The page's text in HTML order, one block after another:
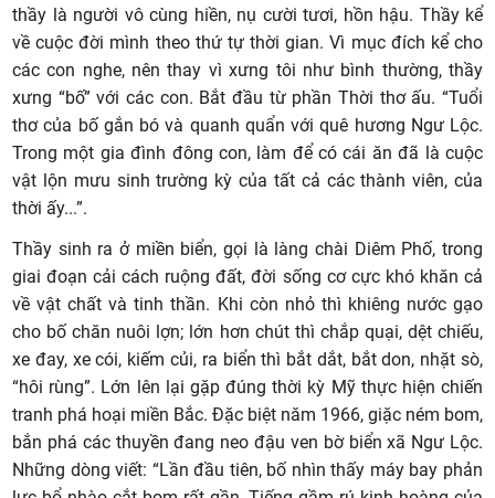
thầy là người vô cùng hiền, nụ cười tươi, hồn hậu. Thầy kể
về cuộc đời mình theo thứ tự thời gian. Vì mục đích kể cho
các con nghe, nên thay vì xưng tôi như bình thường, thầy
xưng “bố” với các con. Bắt đầu từ phần Thời thơ ấu. “Tuổi
thơ của bố gắn bó và quanh quẩn với quê hương Ngư Lộc.
Trong một gia đình đông con, làm để có cái ăn đã là cuộc
vật lộn mưu sinh trường kỳ của tất cả các thành viên, của
thời ấy...”.
Thầy sinh ra ở miền biển, gọi là làng chài Diêm Phố, trong
giai đoạn cải cách ruộng đất, đời sống cơ cực khó khăn cả
về vật chất và tinh thần. Khi còn nhỏ thì khiêng nước gạo
cho bố chăn nuôi lợn; lớn hơn chút thì chắp quại, dệt chiếu,
xe đay, xe cói, kiếm củi, ra biển thì bắt dắt, bắt don, nhặt sò,
“hôi rùng”. Lớn lên lại gặp đúng thời kỳ Mỹ thực hiện chiến
tranh phá hoại miền Bắc. Đặc biệt năm 1966, giặc ném bom,
bắn phá các thuyền đang neo đậu ven bờ biển xã Ngư Lộc.
Những dòng viết: “Lần đầu tiên, bố nhìn thấy máy bay phản